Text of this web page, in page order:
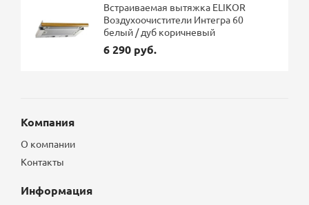
Встраиваемая вытяжка ELIKOR
Воздухоочистители Интегра 60
белый / дуб коричневый
6 290 руб.
Компания
О компании
Контакты
Информация